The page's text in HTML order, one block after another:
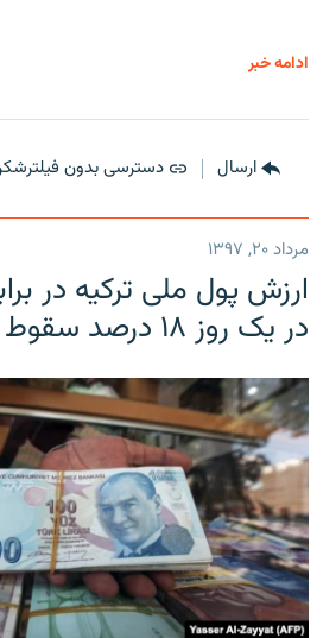
ادامه خبر
ارسال دسترسی بدون
مرداد ۲۰, ۱۳۹۷
ارزش پول ملی ترکیه در
در یک روز ۱۸ درصد سقوط کرد